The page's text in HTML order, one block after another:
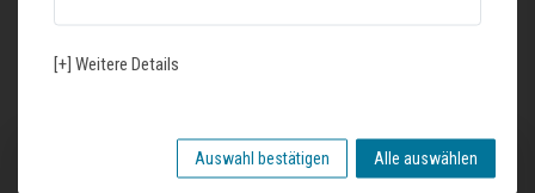
[+] Weitere Details
Auswahl bestätigen Alle auswählen